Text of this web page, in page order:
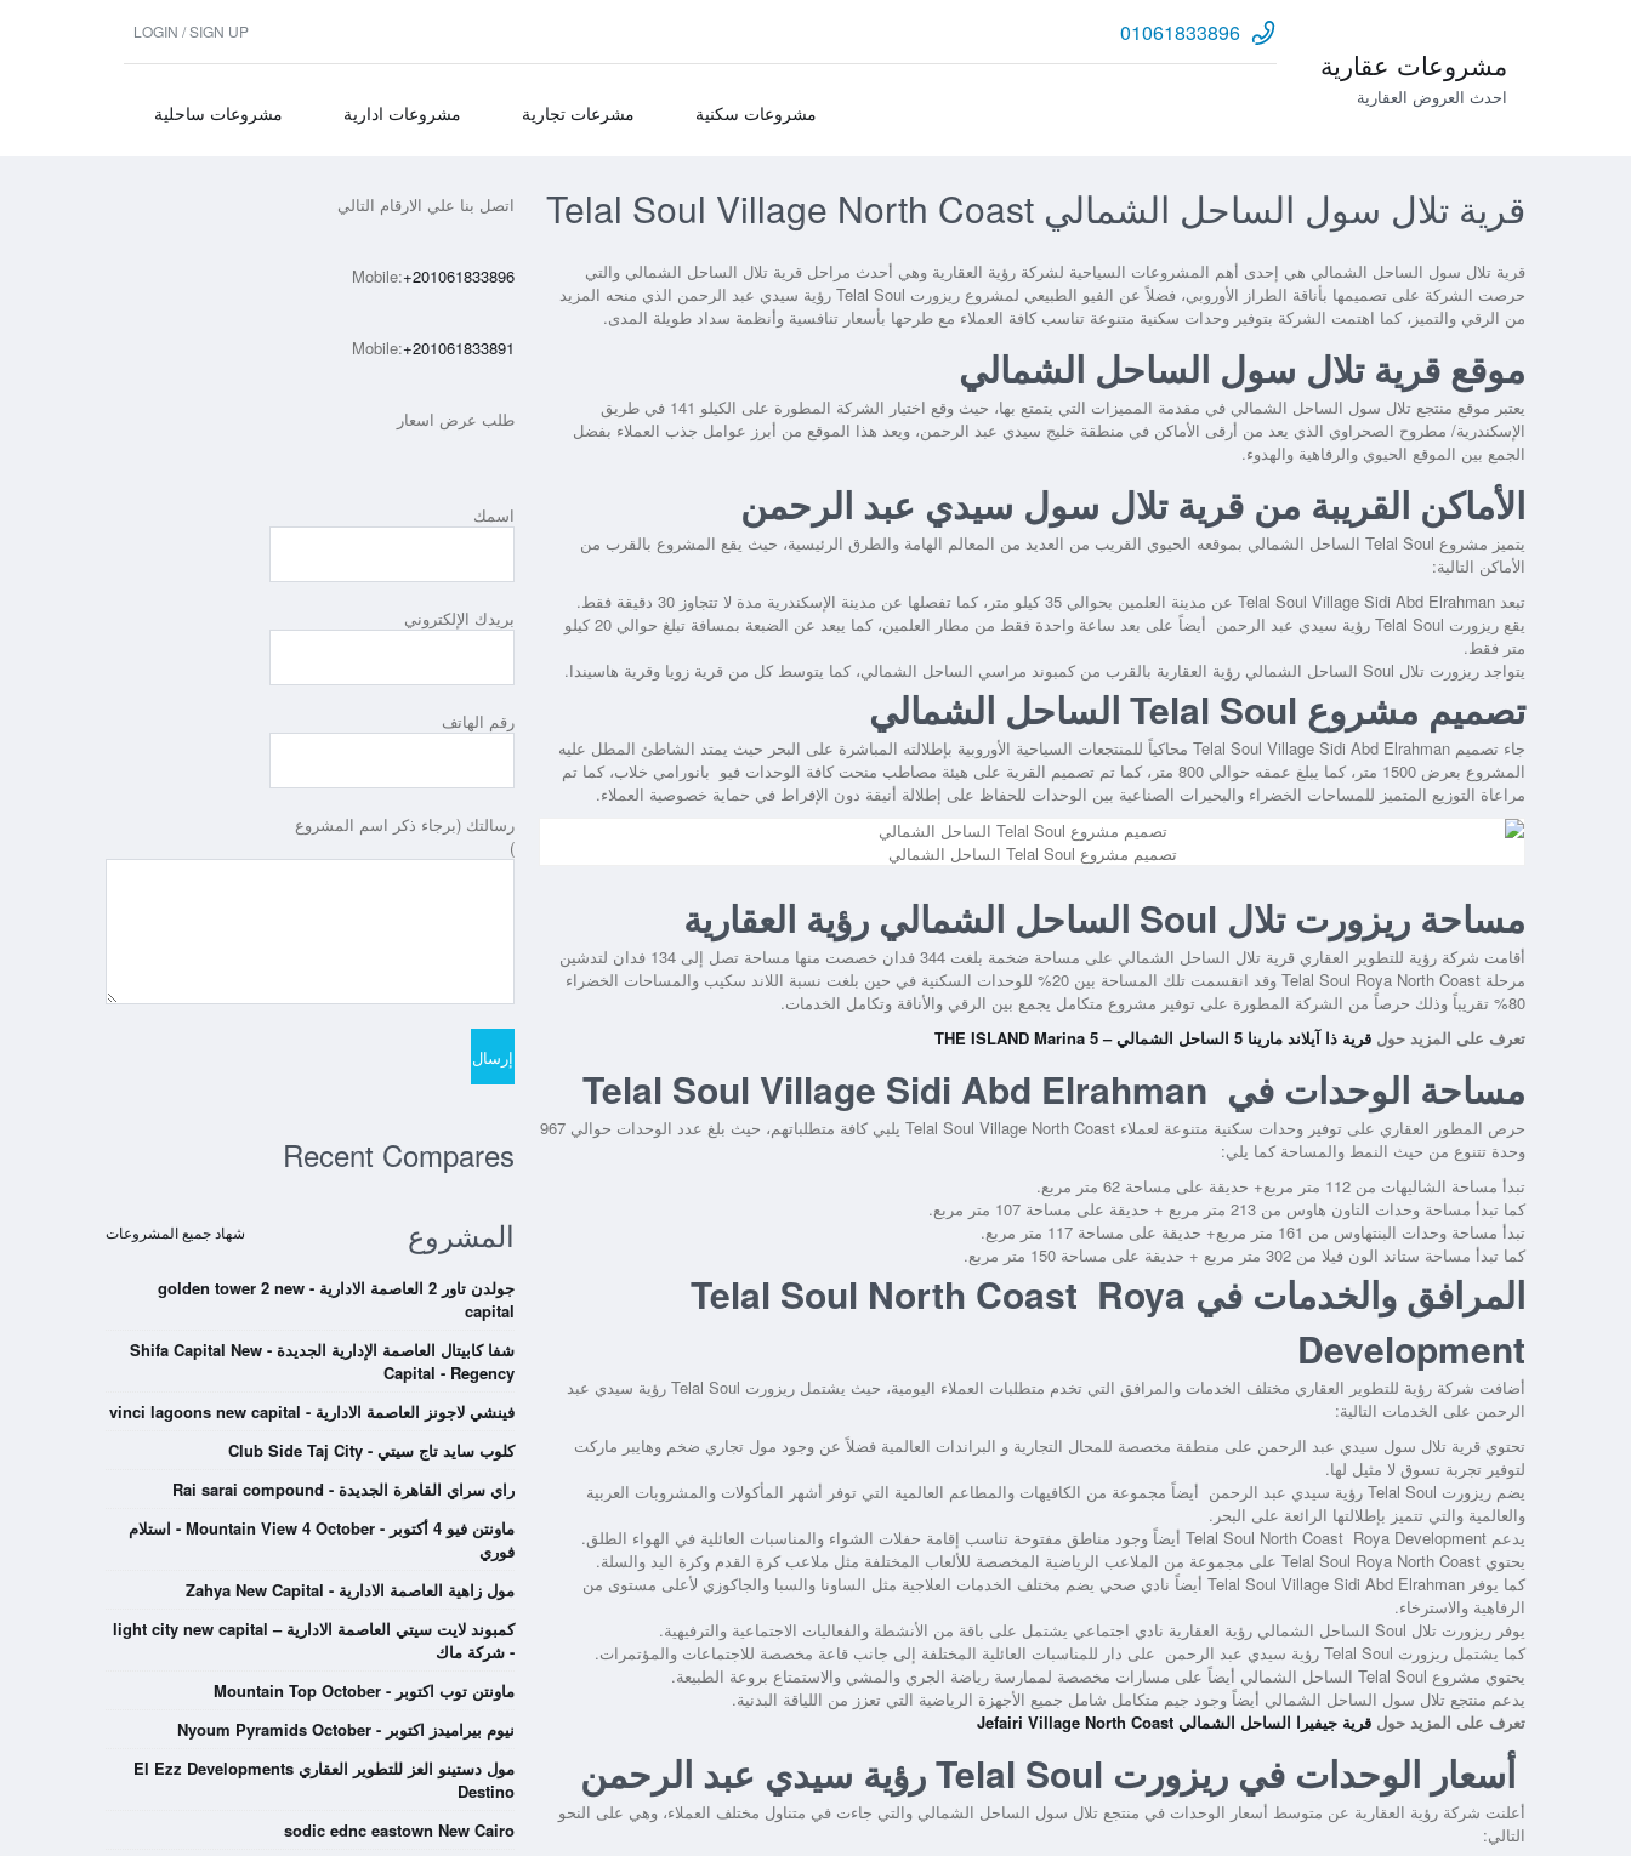
مشروعات عقارية
احدث العروض العقارية
LOGIN / SIGN UP 01061833896
مشروعات سكنية مشرعات تجارية مشروعات ادارية مشروعات ساحلية
قرية تلال سول الساحل الشمالي Telal Soul Village North Coast
قرية تلال سول الساحل الشمالي هي إحدى أهم المشروعات السياحية لشركة رؤية العقارية وهي أحدث مراحل قرية تلال الساحل الشمالي والتي
حرصت الشركة على تصميمها بأناقة الطراز الأوروبي، فضلاً عن الفيو الطبيعي لمشروع ريزورت Telal Soul رؤية سيدي عبد الرحمن
الذي منحه المزيد
من الرقي والتميز، كما اهتمت الشركة بتوفير وحدات سكنية متنوعة تناسب كافة العملاء مع طرحها بأسعار تنافسية وأنظمة سداد طويلة المدى.
موقع قرية تلال سول الساحل الشمالي
يعتبر موقع منتجع تلال سول الساحل الشمالي
في مقدمة المميزات التي يتمتع بها، حيث وقع اختيار الشركة المطورة على الكيلو 141 في طريق
الإسكندرية/ مطروح الصحراوي الذي يعد من أرقى الأماكن في منطقة خليج سيدي عبد الرحمن، ويعد هذا الموقع من أبرز عوامل جذب العملاء بفضل
الجمع بين الموقع الحيوي والرفاهية والهدوء.
الأماكن القريبة من قرية تلال سول سيدي عبد الرحمن
يتميز مشروع Telal Soul الساحل الشمالي
بموقعه الحيوي القريب من العديد من المعالم الهامة والطرق الرئيسية، حيث يقع المشروع بالقرب من
الأماكن التالية:
تبعد Telal Soul Village Sidi Abd Elrahman عن مدينة العلمين بحوالي 35 كيلو متر، كما تفصلها عن مدينة الإسكندرية مدة لا تتجاوز 30 دقيقة فقط.
يقع ريزورت Telal Soul رؤية سيدي عبد الرحمن
أيضاً على بعد ساعة واحدة فقط من مطار العلمين، كما يبعد عن الضبعة بمسافة تبلغ حوالي 20 كيلو
متر فقط.
يتواجد ريزورت تلال Soul الساحل الشمالي رؤية العقارية بالقرب من كمبوند مراسي الساحل الشمالي، كما يتوسط كل من قرية زويا وقرية هاسيندا.
تصميم مشروع Telal Soul الساحل الشمالي
جاء تصميم Telal Soul Village Sidi Abd Elrahman محاكياً للمنتجعات السياحية الأوروبية بإطلالته المباشرة على البحر حيث يمتد الشاطئ المطل عليه
المشروع بعرض 1500 متر، كما يبلغ عمقه حوالي 800 متر، كما تم تصميم القرية على هيئة مصاطب منحت كافة الوحدات فيو بانورامي خلاب، كما تم
مراعاة التوزيع المتميز للمساحات الخضراء والبحيرات الصناعية بين الوحدات للحفاظ على إطلالة أنيقة دون الإفراط في حماية خصوصية العملاء.
تصميم مشروع Telal Soul الساحل الشمالي
مساحة ريزورت تلال Soul الساحل الشمالي رؤية العقارية
أقامت شركة رؤية للتطوير العقاري قرية تلال الساحل الشمالي على مساحة ضخمة بلغت 344 فدان خصصت منها مساحة تصل إلى 134 فدان لتدشين
مرحلة Telal Soul Roya North Coast
وقد انقسمت تلك المساحة بين 20% للوحدات السكنية في حين بلغت نسبة اللاند سكيب والمساحات الخضراء
80% تقريباً وذلك حرصاً من الشركة المطورة على توفير مشروع متكامل يجمع بين الرقي والأناقة وتكامل الخدمات.
تعرف على المزيد حول قرية ذا آيلاند مارينا 5 الساحل الشمالي – THE ISLAND Marina 5
مساحة الوحدات في Telal Soul Village Sidi Abd Elrahman
حرص المطور العقاري على توفير وحدات سكنية متنوعة لعملاء Telal Soul Village North Coast
يلبي كافة متطلباتهم، حيث بلغ عدد الوحدات حوالي 967
وحدة تتنوع من حيث النمط والمساحة كما يلي:
تبدأ مساحة الشاليهات من 112 متر مربع+ حديقة على مساحة 62 متر مربع.
كما تبدأ مساحة وحدات التاون هاوس من 213 متر مربع + حديقة على مساحة 107 متر مربع.
تبدأ مساحة وحدات البنتهاوس من 161 متر مربع+ حديقة على مساحة 117 متر مربع.
كما تبدأ مساحة ستاند الون فيلا من 302 متر مربع + حديقة على مساحة 150 متر مربع.
المرافق والخدمات في Telal Soul North Coast Roya
Development
أضافت شركة رؤية للتطوير العقاري مختلف الخدمات والمرافق التي تخدم متطلبات العملاء اليومية، حيث يشتمل
ريزورت Telal Soul رؤية سيدي عبد
الرحمن على الخدمات التالية:
تحتوي قرية تلال سول سيدي عبد الرحمن على منطقة مخصصة للمحال التجارية و البراندات العالمية فضلاً عن وجود مول تجاري ضخم وهايبر ماركت
لتوفير تجربة تسوق لا مثيل لها.
يضم ريزورت Telal Soul رؤية سيدي عبد الرحمن
أيضاً مجموعة من الكافيهات والمطاعم العالمية التي توفر أشهر المأكولات والمشروبات العربية
والعالمية والتي تتميز بإطلالتها الرائعة على البحر.
يدعم Telal Soul North Coast Roya Development أيضاً وجود مناطق مفتوحة تناسب إقامة حفلات الشواء والمناسبات العائلية في الهواء الطلق.
يحتوي Telal Soul Roya North Coast على مجموعة من الملاعب الرياضية المخصصة للألعاب المختلفة مثل ملاعب كرة القدم وكرة اليد والسلة.
كما يوفر Telal Soul Village Sidi Abd Elrahman أيضاً نادي صحي يضم مختلف الخدمات العلاجية مثل الساونا والسبا والجاكوزي لأعلى مستوى من
الرفاهية والاسترخاء.
يوفر ريزورت تلال Soul الساحل الشمالي رؤية العقارية
نادي اجتماعي يشتمل على باقة من الأنشطة والفعاليات الاجتماعية والترفيهية.
كما يشتمل ريزورت Telal Soul رؤية سيدي عبد الرحمن
على دار للمناسبات العائلية المختلفة إلى جانب قاعة مخصصة للاجتماعات والمؤتمرات.
يحتوي مشروع Telal Soul الساحل الشمالي
أيضاً على مسارات مخصصة لممارسة رياضة الجري والمشي والاستمتاع بروعة الطبيعة.
يدعم منتجع تلال سول الساحل الشمالي أيضاً وجود جيم متكامل شامل جميع الأجهزة الرياضية التي تعزز من اللياقة البدنية.
تعرف على المزيد حول قرية جيفيرا الساحل الشمالي Jefairi Village North Coast
أسعار الوحدات في ريزورت Telal Soul رؤية سيدي عبد الرحمن
أعلنت شركة رؤية العقارية عن متوسط أسعار الوحدات في منتجع تلال سول الساحل الشمالي والتي جاءت في متناول مختلف العملاء، وهي على النحو
التالي:
اتصل بنا علي الارقام التالي
Mobile:+201061833896
Mobile:+201061833891
طلب عرض اسعار
اسمك
بريدك الإلكتروني
رقم الهاتف
رسالتك (برجاء ذكر اسم المشروع
)
Recent Compares
المشروع
شهاد جميع المشروعات
جولدن تاور 2 العاصمة الادارية - golden tower 2 new
capital
شفا كابيتال العاصمة الإدارية الجديدة - Shifa Capital New
Capital - Regency
فينشي لاجونز العاصمة الادارية - vinci lagoons new capital
كلوب سايد تاج سيتي - Club Side Taj City
راي سراي القاهرة الجديدة - Rai sarai compound
ماونتن فيو 4 أكتوبر - Mountain View 4 October - استلام
فوري
مول زاهية العاصمة الادارية - Zahya New Capital
كمبوند لايت سيتي العاصمة الادارية – light city new capital
- شركة ماك
ماونتن توب اكتوبر - Mountain Top October
نيوم بيراميدز اكتوبر - Nyoum Pyramids October
مول دستينو العز للتطوير العقاري El Ezz Developments
Destino
sodic ednc eastown New Cairo